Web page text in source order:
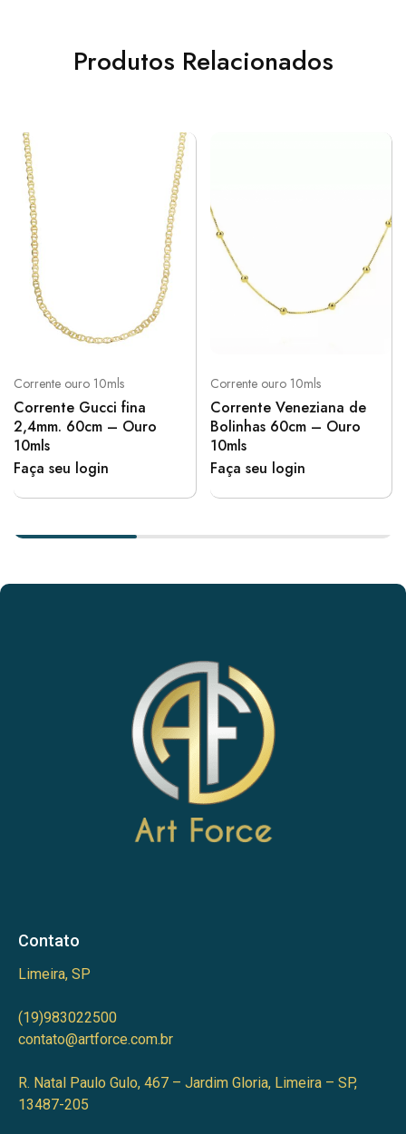
Produtos Relacionados
Corrente ouro 10mls
Corrente Gucci fina
2,4mm. 60cm – Ouro
10mls
Faça seu login
Corrente ouro 10mls
Corrente Veneziana de
Bolinhas 60cm – Ouro
10mls
Faça seu login
Contato
Limeira, SP
(19)983022500
contato@artforce.com.br
R. Natal Paulo Gulo, 467 – Jardim Gloria, Limeira – SP,
13487-205